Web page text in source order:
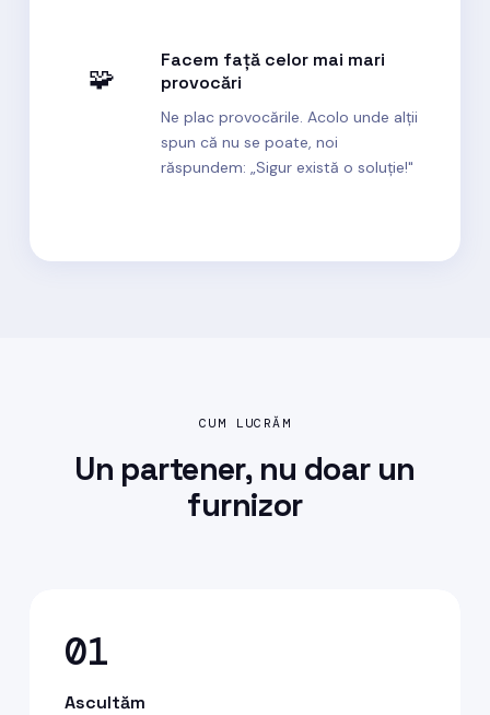
🧩
Facem față celor mai mari
provocări
Ne plac provocările. Acolo unde alții
spun că nu se poate, noi
răspundem: „Sigur există o soluție!"
CUM LUCRĂM
Un partener, nu doar un
furnizor
01
Ascultăm